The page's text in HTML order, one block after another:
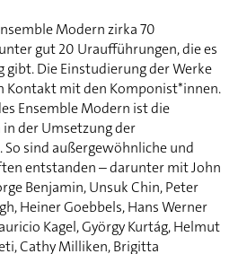
Modern zirka 70
gut 20 Uraufführungen, die es
gibt. Die Einstudierung der Werke
Kontakt mit den Komponist*innen.
Ensemble Modern ist die
der Umsetzung der
sind außergewöhnliche und
entstanden – darunter mit John
Benjamin, Unsuk Chin, Peter
Heiner Goebbels, Hans Werner
Kagel, György Kurtág, Helmut
Cathy Milliken, Brigitta